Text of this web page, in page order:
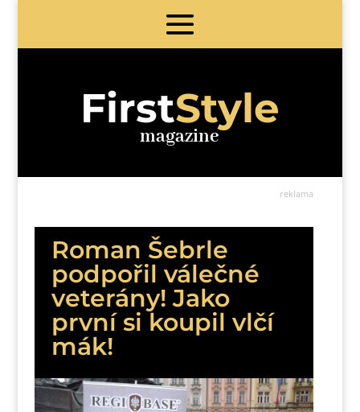
FirstStyle
magazine
reklama
Roman Šebrle
podpořil válečné
veterány! Jako
první si koupil vlčí
mák!